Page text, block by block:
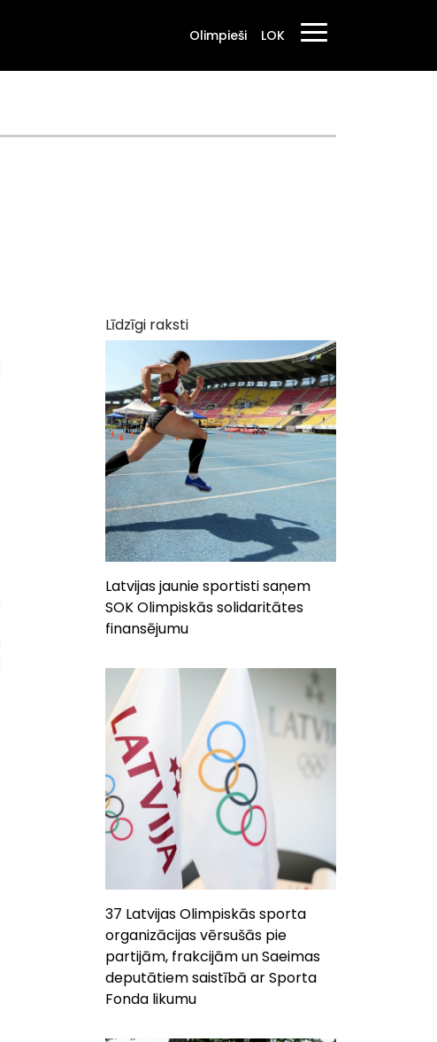
Olimpieši LOK
Līdzīgi raksti
Latvijas jaunie sportisti saņem
SOK Olimpiskās solidaritātes
finansējumu
37 Latvijas Olimpiskās sporta
organizācijas vērsušās pie
partijām, frakcijām un Saeimas
deputātiem saistībā ar Sporta
Fonda likumu